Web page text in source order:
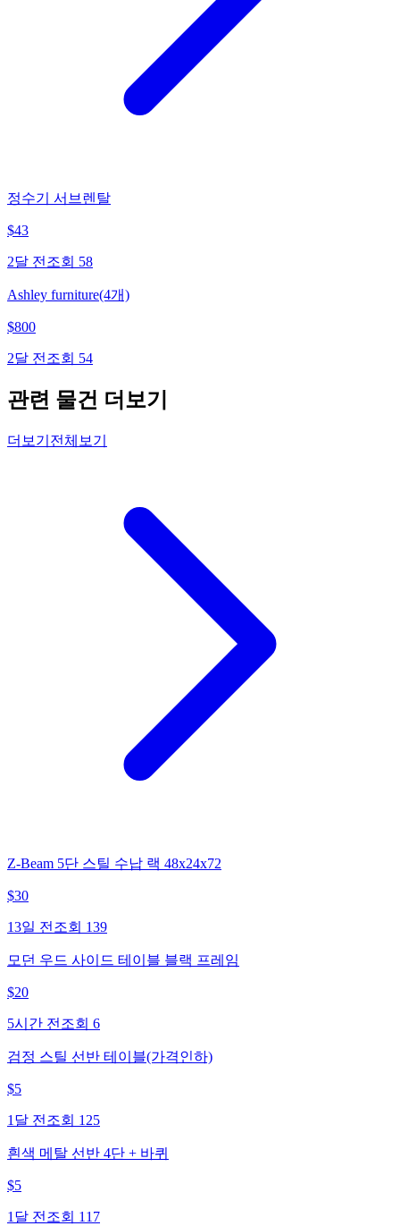
정수기 서브렌탈
$43
2달 전 조회 58
Ashley furniture(4개)
$800
2달 전 조회 54
관련 물건 더보기
더보기 전체보기
Z-Beam 5단 스틸 수납 랙 48x24x72
$30
13일 전 조회 139
모던 우드 사이드 테이블 블랙 프레임
$20
5시간 전 조회 6
검정 스틸 선반 테이블(가격인하)
$5
1달 전 조회 125
흰색 메탈 선반 4단 + 바퀴
$5
1달 전 조회 117